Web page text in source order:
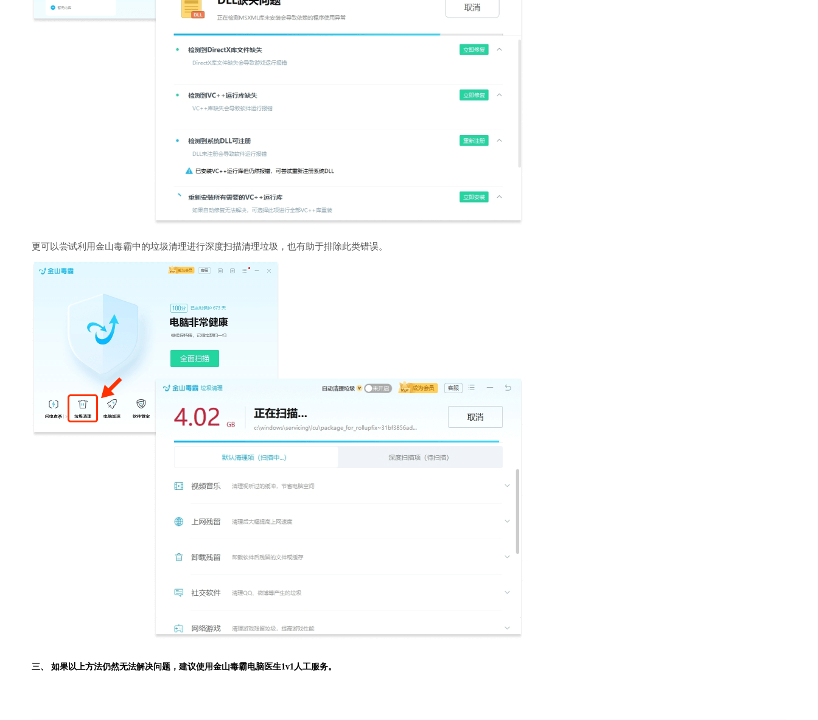
更可以尝试利用金山毒霸中的垃圾清理进行深度扫描清理垃圾，也有助于排除此类错误。
三、 如果以上方法仍然无法解决问题，建议使用金山毒霸电脑医生1v1人工服务。